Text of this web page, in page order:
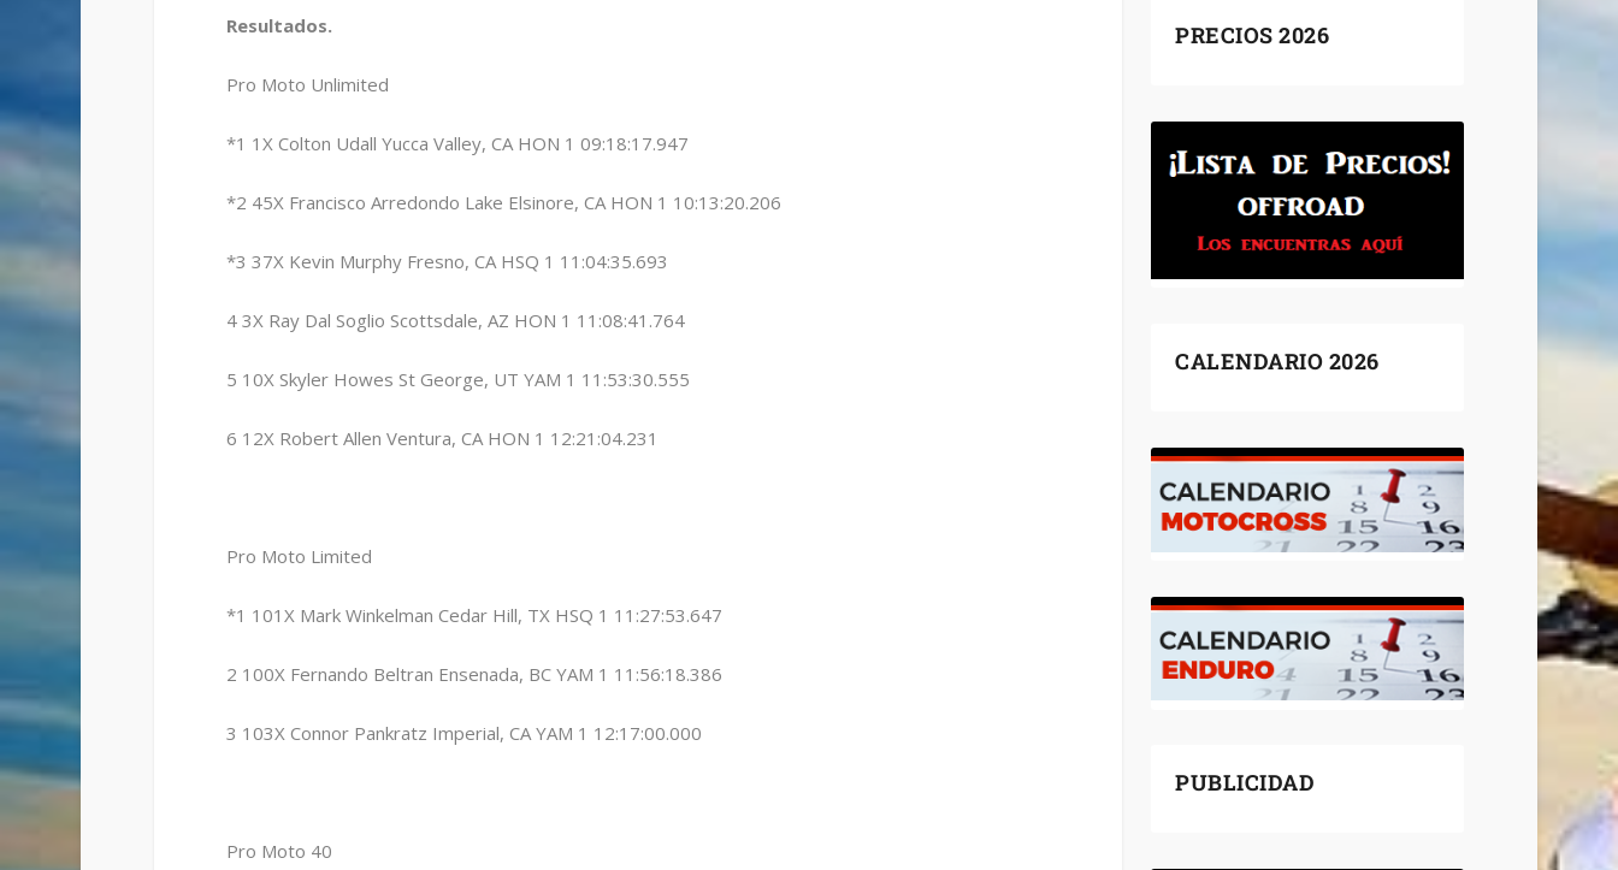
Resultados.
Pro Moto Unlimited
*1 1X Colton Udall Yucca Valley, CA HON 1 09:18:17.947
*2 45X Francisco Arredondo Lake Elsinore, CA HON 1 10:13:20.206
*3 37X Kevin Murphy Fresno, CA HSQ 1 11:04:35.693
4 3X Ray Dal Soglio Scottsdale, AZ HON 1 11:08:41.764
5 10X Skyler Howes St George, UT YAM 1 11:53:30.555
6 12X Robert Allen Ventura, CA HON 1 12:21:04.231
Pro Moto Limited
*1 101X Mark Winkelman Cedar Hill, TX HSQ 1 11:27:53.647
2 100X Fernando Beltran Ensenada, BC YAM 1 11:56:18.386
3 103X Connor Pankratz Imperial, CA YAM 1 12:17:00.000
Pro Moto 40
PRECIOS 2026
CALENDARIO 2026
PUBLICIDAD